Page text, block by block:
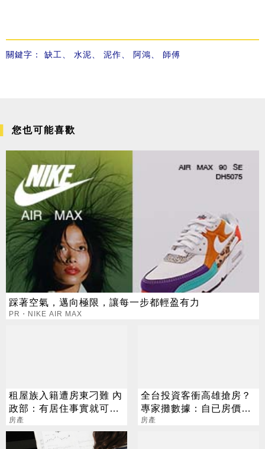
關鍵字： 缺工 水泥 泥作 阿鴻 師傅
您也可能喜歡
踩著空氣，邁向極限，讓每一步都輕盈有力
PR・NIKE AIR MAX
租屋族入籍遭房東刁難 內
政部：有居住事實就可遷
入
房產
全台投資客衝高雄搶房？
專家攤數據：自已房價自
己炒
房產